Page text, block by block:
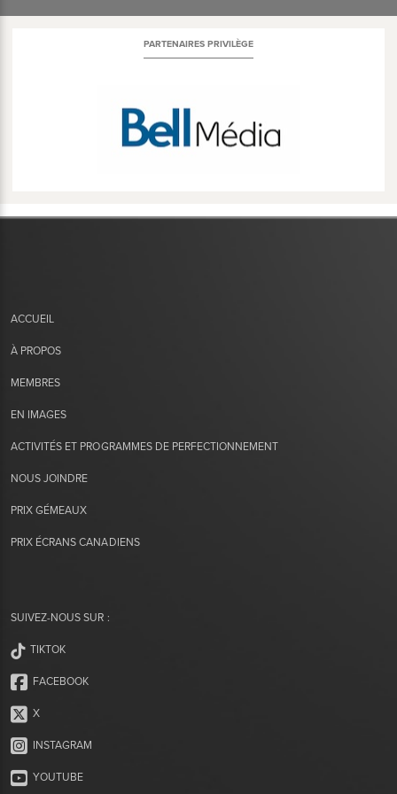
PARTENAIRES PRIVILÈGE
ACCUEIL
À PROPOS
MEMBRES
EN IMAGES
ACTIVITÉS ET PROGRAMMES DE PERFECTIONNEMENT
NOUS JOINDRE
PRIX GÉMEAUX
PRIX ÉCRANS CANADIENS
SUIVEZ-NOUS SUR :
TIKTOK
FACEBOOK
X
INSTAGRAM
YOUTUBE